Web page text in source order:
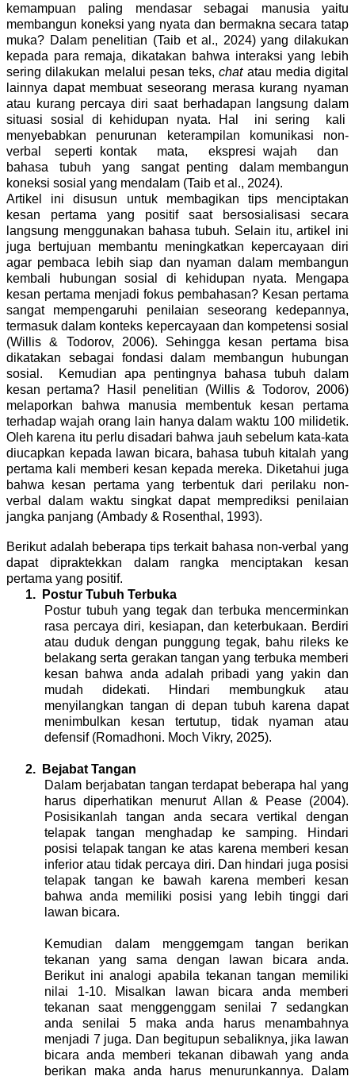
kemampuan paling mendasar sebagai manusia yaitu
membangun koneksi yang nyata dan bermakna secara tatap
muka? Dalam penelitian (Taib et al., 2024) yang dilakukan
kepada para remaja, dikatakan bahwa interaksi yang lebih
sering dilakukan melalui pesan teks,chatatau media digital
lainnya dapat membuat seseorang merasa kurang nyaman
atau kurang percaya diri saat berhadapan langsung dalam
situasi sosial di kehidupan nyata. Hal ini sering kali
menyebabkan penurunan keterampilan komunikasi non-
verbal seperti kontak mata, ekspresi wajah dan
bahasa tubuh yang sangat penting dalam membangun
koneksi sosial yang mendalam (Taib et al., 2024).
Artikel ini disusun untuk membagikan tips menciptakan
kesan pertama yang positif saat bersosialisasi secara
langsung menggunakan bahasa tubuh. Selain itu, artikel ini
juga bertujuan membantu meningkatkan kepercayaan diri
agar pembaca lebih siap dan nyaman dalam membangun
kembali hubungan sosial di kehidupan nyata. Mengapa
kesan pertama menjadi fokus pembahasan? Kesan pertama
sangat mempengaruhi penilaian seseorang kedepannya,
termasuk dalam konteks kepercayaan dan kompetensi sosial
(Willis & Todorov, 2006). Sehingga kesan pertama bisa
dikatakan sebagai fondasi dalam membangun hubungan
sosial. Kemudian apa pentingnya bahasa tubuh dalam
kesan pertama? Hasil penelitian (Willis & Todorov, 2006)
melaporkan bahwa manusia membentuk kesan pertama
terhadap wajah orang lain hanya dalam waktu 100 milidetik.
Oleh karena itu perlu disadari bahwa jauh sebelum kata-kata
diucapkan kepada lawan bicara, bahasa tubuh kitalah yang
pertama kali memberi kesan kepada mereka. Diketahui juga
bahwa kesan pertama yang terbentuk dari perilaku non-
verbal dalam waktu singkat dapat memprediksi penilaian
jangka panjang (Ambady & Rosenthal, 1993).
Berikut adalah beberapa tips terkait bahasa non-verbal yang
dapat dipraktekkan dalam rangka menciptakan kesan
pertama yang positif.
1.
Postur Tubuh Terbuka
Postur tubuh yang tegak dan terbuka mencerminkan
rasa percaya diri, kesiapan, dan keterbukaan. Berdiri
atau duduk dengan punggung tegak, bahu rileks ke
belakang serta gerakan tangan yang terbuka memberi
kesan bahwa anda adalah pribadi yang yakin dan
mudah didekati. Hindari membungkuk atau
menyilangkan tangan di depan tubuh karena dapat
menimbulkan kesan tertutup, tidak nyaman atau
defensif (Romadhoni. Moch Vikry, 2025).
2.
Bejabat Tangan
Dalam berjabatan tangan terdapat beberapa hal yang
harus diperhatikan menurut Allan & Pease (2004).
Posisikanlah tangan anda secara vertikal dengan
telapak tangan menghadap ke samping. Hindari
posisi telapak tangan ke atas karena memberi kesan
inferior atau tidak percaya diri. Dan hindari juga posisi
telapak tangan ke bawah karena memberi kesan
bahwa anda memiliki posisi yang lebih tinggi dari
lawan bicara.
Kemudian dalam menggemgam tangan berikan
tekanan yang sama dengan lawan bicara anda.
Berikut ini analogi apabila tekanan tangan memiliki
nilai 1-10. Misalkan lawan bicara anda memberi
tekanan saat menggenggam senilai 7 sedangkan
anda senilai 5 maka anda harus menambahnya
menjadi 7 juga. Dan begitupun sebaliknya, jika lawan
bicara anda memberi tekanan dibawah yang anda
berikan maka anda harus menurunkannya. Dalam